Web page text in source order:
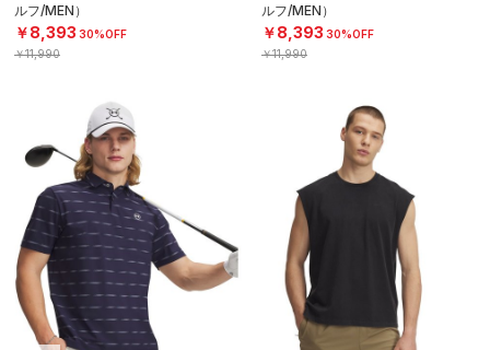
ルフ/MEN）
￥8,393 30%OFF
￥11,990
ルフ/MEN）
￥8,393 30%OFF
￥11,990